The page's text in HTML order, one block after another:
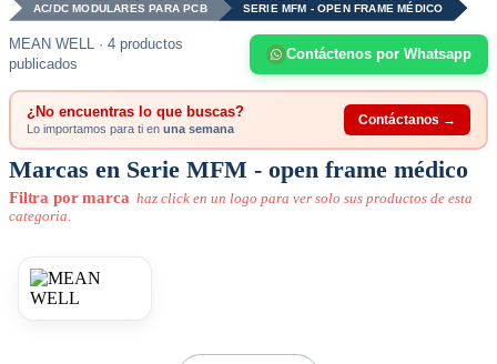
AC/DC MODULARES PARA PCB SERIE MFM - OPEN FRAME MÉDICO
MEAN WELL · 4 productos
publicados
Contáctenos por Whatsapp
¿No encuentras lo que buscas?
Lo importamos para ti en una semana
Contáctanos →
Marcas en Serie MFM - open frame médico
Filtra por marca haz click en un logo para ver solo sus productos de esta
categoria.